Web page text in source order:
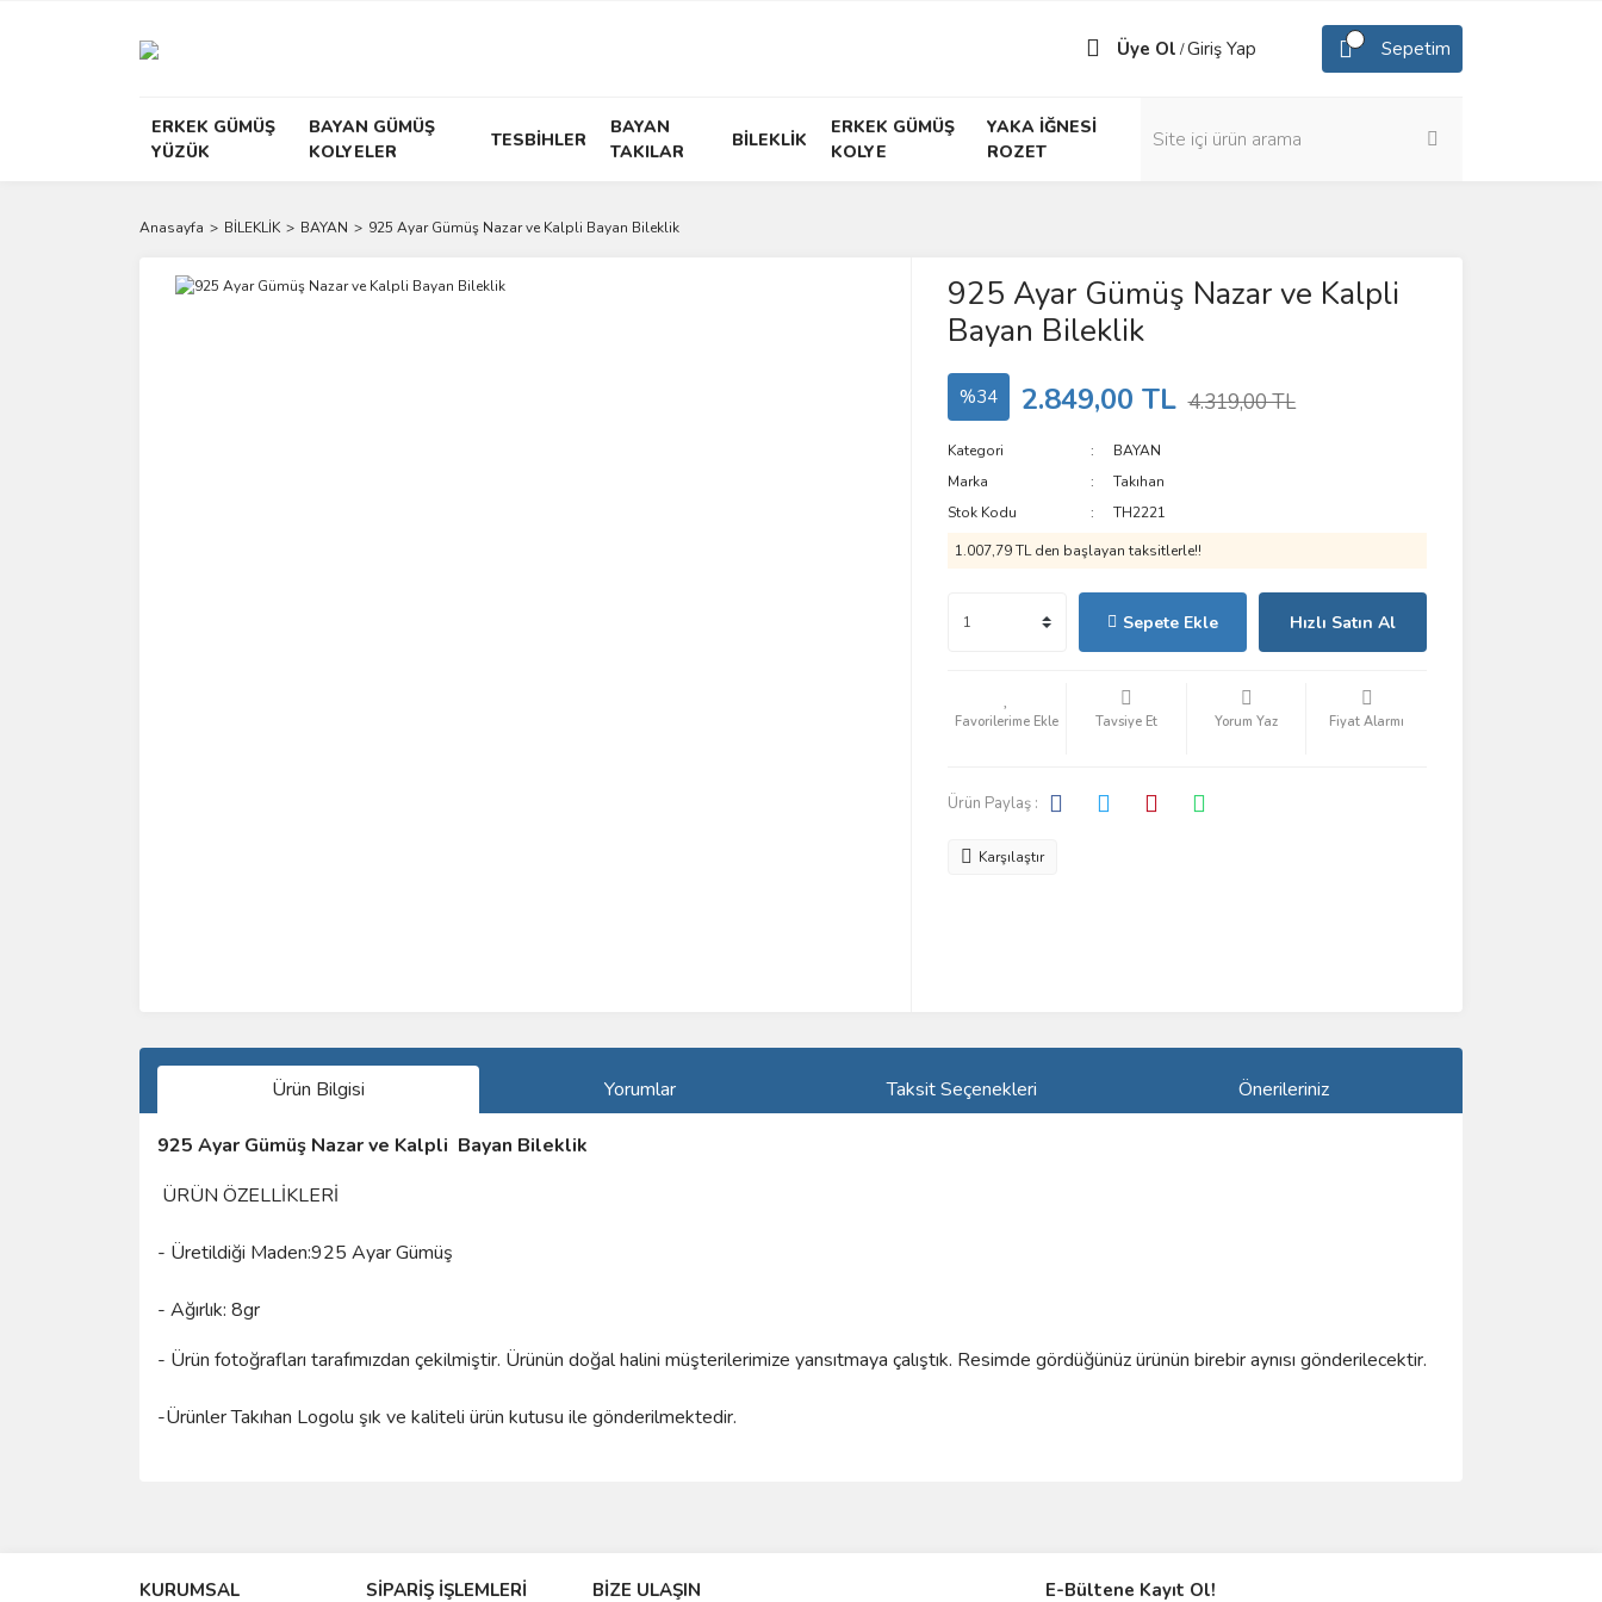
Üye Ol /Giriş Yap Sepetim
ERKEK GÜMÜŞ
YÜZÜK
BAYAN GÜMÜŞ
KOLYELER
TESBİHLER
BAYAN
TAKILAR
BİLEKLİK
ERKEK GÜMÜŞ
KOLYE
YAKA İĞNESİ
ROZET
Anasayfa BİLEKLİK BAYAN 925 Ayar Gümüş Nazar ve Kalpli Bayan Bileklik
925 Ayar Gümüş Nazar ve Kalpli
Bayan Bileklik
%34 2.849,00 TL 4.319,00 TL
Kategori
BAYAN
Marka
Takıhan
Stok Kodu
TH2221
1.007,79 TL den başlayan taksitlerle!!
Sepete Ekle Hızlı Satın Al
Tavsiye Et Yorum Yaz Fiyat Alarmı
Ürün Paylaş :
Karşılaştır
Ürün Bilgisi Yorumlar Taksit Seçenekleri Önerileriniz
925 Ayar Gümüş Nazar ve Kalpli Bayan Bileklik
ÜRÜN ÖZELLİKLERİ
- Üretildiği Maden:925 Ayar Gümüş
- Ağırlık: 8gr
- Ürün fotoğrafları tarafımızdan çekilmiştir. Ürünün doğal halini müşterilerimize yansıtmaya çalıştık. Resimde gördüğünüz ürünün birebir aynısı gönderilecektir.
-Ürünler Takıhan Logolu şık ve kaliteli ürün kutusu ile gönderilmektedir.
Ürün resmi kalitesiz, bozuk veya görüntülenemiyor.
KURUMSAL SİPARİŞ İŞLEMLERİ BİZE ULAŞIN E-Bültene Kayıt Ol!